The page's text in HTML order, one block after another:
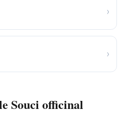
›
›
Souci officinal